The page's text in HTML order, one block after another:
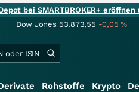
bei SMARTBROKER+
Dow Jones 53.873,55 -0,05%
Rohstoffe Krypto